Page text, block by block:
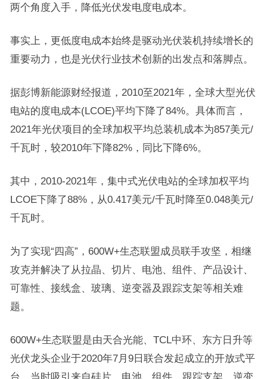
两个角度入手，降低光伏发电度电成本。
事实上，更低度电成本始终是驱动光伏装机持续增长的
重要动力，也是光伏行业技术创新的出发点和落脚点。
据彭博新能源财经报道，2010至2021年，全球大型光伏
电站的度电成本(LCOE)平均下降了84%。具体而言，
2021年光伏项目的全球加权平均总装机成本为857美元/
千瓦时，较2010年下降82%，同比下降6%。
其中，2010-2021年，集中式光伏电站的全球加权平均
LCOE下降了88%，从0.417美元/千瓦时降至0.048美元/
千瓦时。
为了实现“四高”，600W+生态联盟成员联手攻坚，相继
攻克并解决了从拉晶、切片、电池、组件、产品设计、
可靠性、接线盒、玻璃、逆变器及跟踪支架等相关难
题。
600W+生态联盟是由天合光能、TCL中环、东方日升等
光伏龙头企业于2020年7月9日联合发起成立的开放式平
台，当时吸引来自硅片、电池、组件、跟踪支架、逆变